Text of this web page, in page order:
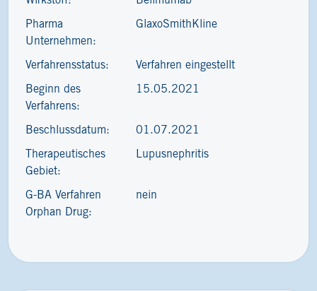
Pharma
Unternehmen:
GlaxoSmithKline
Verfahrensstatus: Verfahren eingestellt
Beginn des
Verfahrens:
15.05.2021
Beschlussdatum: 01.07.2021
Therapeutisches
Gebiet:
Lupusnephritis
G-BA Verfahren
Orphan Drug:
nein